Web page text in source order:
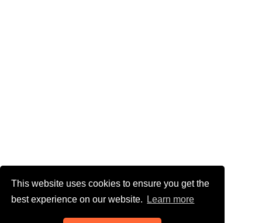
This website uses cookies to ensure you get the
best experience on our website.
Learn more